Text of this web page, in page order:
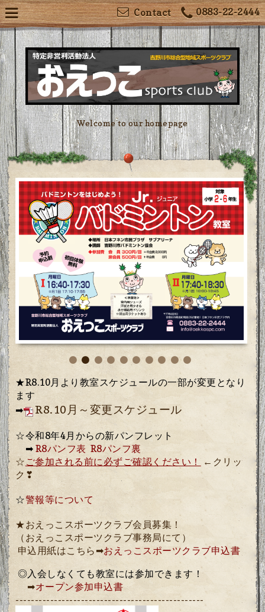
0883-22-2444
Contact
Welcome to our homepage
★R8.10月より教室スケジュールの一部が変更となり
ます
➡
R8.10月～変更スケジュール
☆令和8年4月からの新パンフレット
➡ R8パンフ表 R8パンフ裏
☆ ご参加される前に必ずご確認ください！
←クリッ
ク❣
☆警報等について
★おえっこスポーツクラブ会員募集！
（おえっこスポーツクラブ事務局にて）
申込用紙はこちら➡おえっこスポーツクラブ申込書
◎入会しなくても教室には参加できます！
➡オープン参加申込書
-------------------------------------------------